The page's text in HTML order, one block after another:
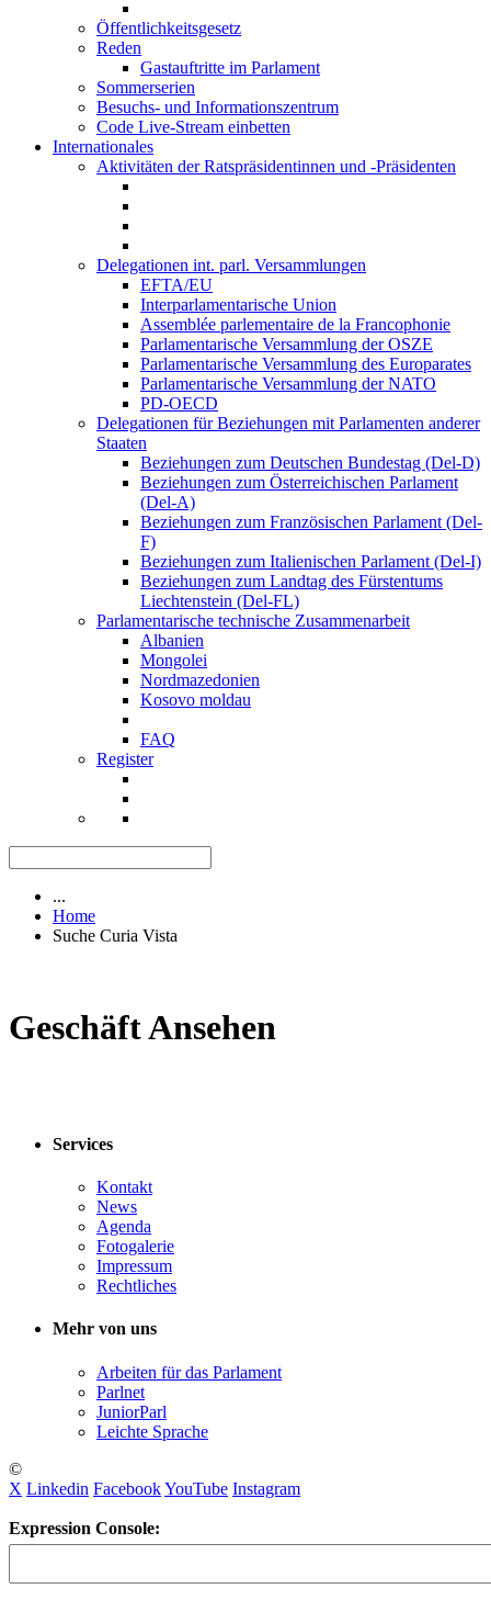
Öffentlichkeitsgesetz
Reden
Gastauftritte im Parlament
Sommerserien
Besuchs- und Informationszentrum
Code Live-Stream einbetten
Internationales
Aktivitäten der Ratspräsidentinnen und -Präsidenten
Delegationen int. parl. Versammlungen
EFTA/EU
Interparlamentarische Union
Assemblée parlementaire de la Francophonie
Parlamentarische Versammlung der OSZE
Parlamentarische Versammlung des Europarates
Parlamentarische Versammlung der NATO
PD-OECD
Delegationen für Beziehungen mit Parlamenten anderer
Staaten
Beziehungen zum Deutschen Bundestag (Del-D)
Beziehungen zum Österreichischen Parlament
(Del-A)
Beziehungen zum Französischen Parlament (Del-
F)
Beziehungen zum Italienischen Parlament (Del-I)
Beziehungen zum Landtag des Fürstentums
Liechtenstein (Del-FL)
Parlamentarische technische Zusammenarbeit
Albanien
Mongolei
Nordmazedonien
Kosovo moldau
FAQ
Register
...
Home
Suche Curia Vista
Geschäft Ansehen
Services
Kontakt
News
Agenda
Fotogalerie
Impressum
Rechtliches
Mehr von uns
Arbeiten für das Parlament
Parlnet
JuniorParl
Leichte Sprache
©
X Linkedin FacebookYouTube Instagram
Expression Console: